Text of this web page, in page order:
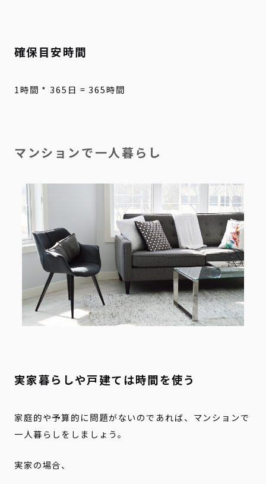
確保目安時間
1時間 * 365日 = 365時間
マンションで一人暮らし
実家暮らしや戸建ては時間を使う
家庭的や予算的に問題がないのであれば、マンションで
一人暮らしをしましょう。
実家の場合、